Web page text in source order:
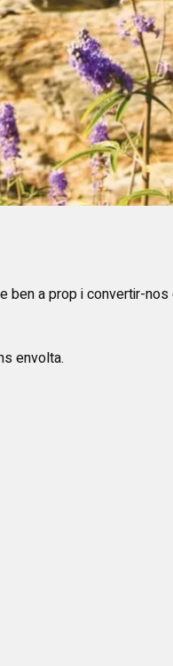
ben a prop i convertir-nos
envolta.